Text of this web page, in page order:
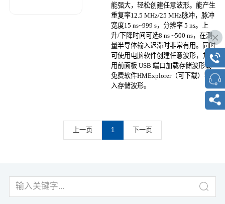
能强大，轻松创建任意波形。能产生
重复率12.5 MHz/25 MHz脉冲，脉冲
宽度15 ns~999 s，分辨率 5 ns。上
升/下降时间可选8 ns ~500 ns，在测
量半导体输入迟滞时非常有用。同时
可使用电脑软件创建任意波形，并可
用前面板 USB 端口加载存储波形或
免费软件HMExplorer（可下载）导
入存储波形。
上一页 1 下一页